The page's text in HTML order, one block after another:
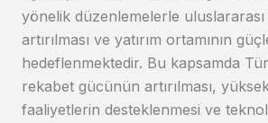
yönelik düzenlemelerle
artırılması ve yatırım ortamının
hedeflenmektedir. Bu kapsamda
rekabet gücünün artırılması,
faaliyetlerin desteklenmesi ve